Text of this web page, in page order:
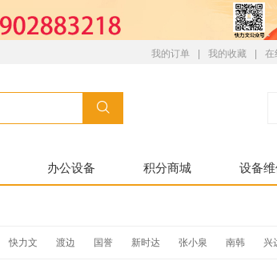
我的订单 我的收藏 在
办公设备 积分商城 设备
快力文 渡边 国誉 新时达 张小泉 南韩 兴